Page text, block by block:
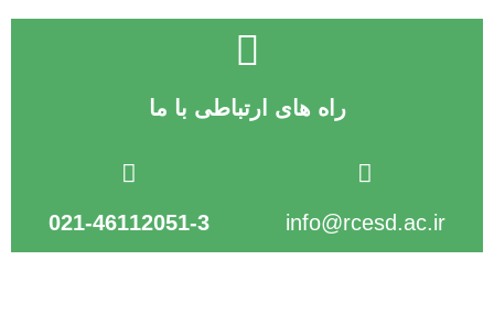
راه های ارتباطی با ما
info@rcesd.ac.ir​
021-46112051-3